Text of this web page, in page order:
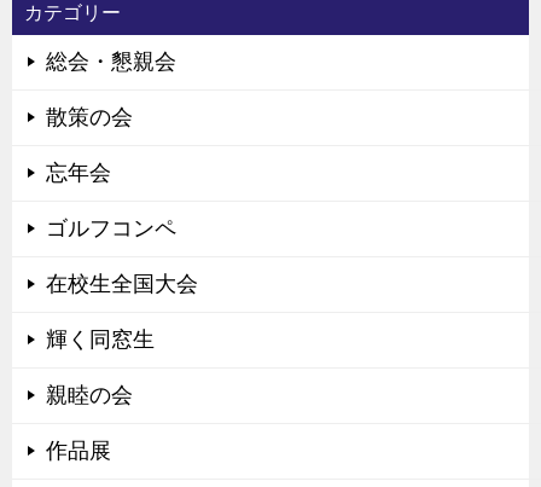
カテゴリー
総会・懇親会
散策の会
忘年会
ゴルフコンペ
在校生全国大会
輝く同窓生
親睦の会
作品展